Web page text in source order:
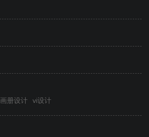
画册设计 vi设计